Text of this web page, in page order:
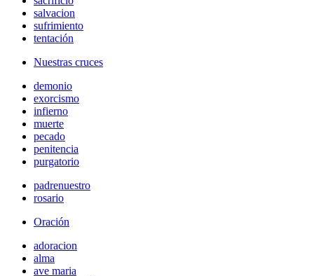
salvacion
sufrimiento
tentación
Nuestras cruces
demonio
exorcismo
infierno
muerte
pecado
penitencia
purgatorio
padrenuestro
rosario
Oración
adoracion
alma
ave maria